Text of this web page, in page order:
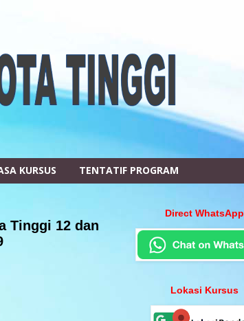
KURSUS TENTATIF PROGRAM
Tinggi 12 dan
Direct WhatsApp
Lokasi Kursus